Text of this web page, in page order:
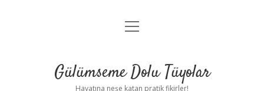
Anasayfa
Yasal Uyarı
menüyü
Gülümseme Dolu Tüyolar
Hayatına neşe katan pratik fikirler!